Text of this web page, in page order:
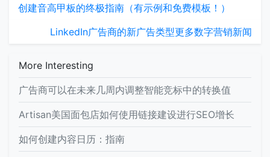
创建音高甲板的终极指南（有示例和免费模板！）
LinkedIn广告商的新广告类型更多数字营销新闻
More Interesting
广告商可以在未来几周内调整智能竞标中的转换值
Artisan美国面包店如何使用链接建设进行SEO增长
如何创建内容日历：指南